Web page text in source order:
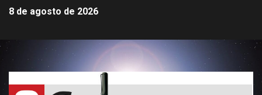
8 de agosto de 2026